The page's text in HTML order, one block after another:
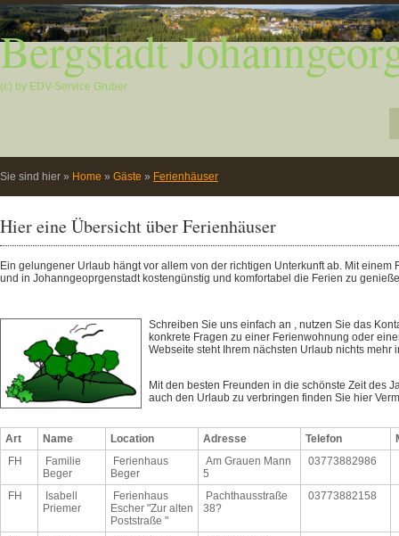
Bergstadt
(c) by EDV-Service Gruber
Sie sind hier » Home » Gäste » Ferienhäuser
Hier eine Übersicht über Ferienhäuser
Ein gelungener Urlaub hängt vor allem von der richtigen Unterkunft ab. Mit
und in Johanngeoprgenstadt kostengünstig und komfortabel die Ferien zu
Schreiben Sie uns einfach an , nutzen Sie das
konkrete Fragen zu einer Ferienwohnung oder
Webseite steht Ihrem nächsten Urlaub nichts mehr
Mit den besten Freunden in die schönste Zeit des
auch den Urlaub zu verbringen finden Sie hier
Art Name Location Adresse Telefon
FH
Familie
Beger
Ferienhaus
Beger
Am Grauen Mann
5
03773882986
FH
Isabell
Priemer
Ferienhaus
Escher "Zur alten
Poststraße "
Pachthausstraße
38?
03773882158